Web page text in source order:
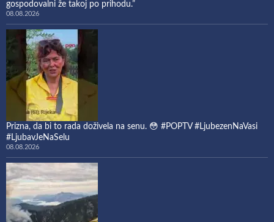
gospodovalni že takoj po prihodu.”
08.08.2026
Prizna, da bi to rada doživela na senu. 😳 #POPTV #LjubezenNaVasi
#LjubavJeNaSelu
08.08.2026